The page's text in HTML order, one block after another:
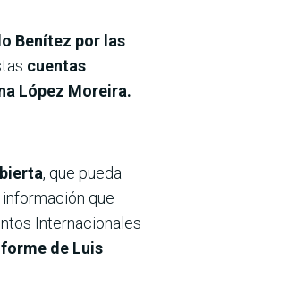
Benítez por las
cuentas
López Moreira.
, que pueda
que
Internacionales
de Luis